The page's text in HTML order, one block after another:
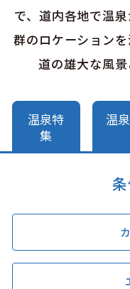
グルメ
アクセス
キュンちゃんオ
キュンちゃんの
で、道内各地で温
群のロケーション
道の雄大な風景
温泉特
集
温